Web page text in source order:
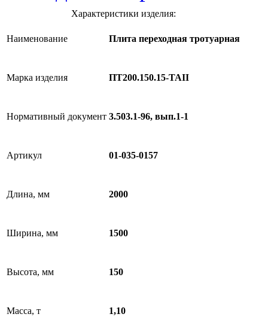
Характеристики изделия:
Наименование Плита переходная тротуарная
Марка изделия ПТ200.150.15-ТАII
Нормативный документ 3.503.1-96, вып.1-1
Артикул 01-035-0157
Длина, мм 2000
Ширина, мм 1500
Высота, мм 150
Масса, т 1,10